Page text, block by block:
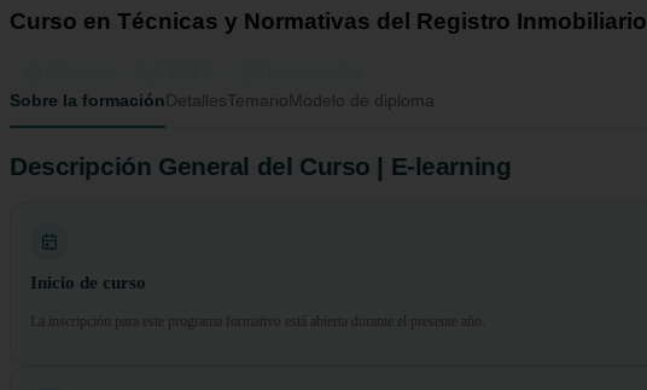
Curso en Técnicas y Normativas del Registro Inmobiliario
Sobre la formaciónDetallesTemarioModelo de diploma
Descripción General del Curso | E-learning
Inicio de curso
La inscripción para este programa formativo está abierta durante el presente año.